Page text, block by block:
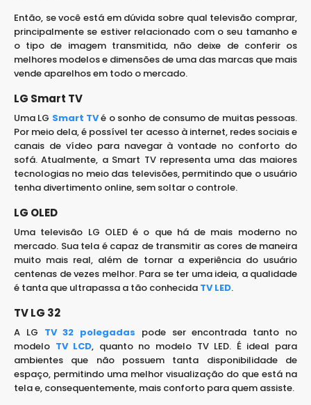
Então, se você está em dúvida sobre qual televisão comprar,
principalmente se estiver relacionado com o seu tamanho e
o tipo de imagem transmitida, não deixe de conferir os
melhores modelos e dimensões de uma das marcas que mais
vende aparelhos em todo o mercado.
LG Smart TV
Uma LG Smart TVé o sonho de consumo de muitas pessoas.
Por meio dela, é possível ter acesso à internet, redes sociais e
canais de vídeo para navegar à vontade no conforto do
sofá. Atualmente, a Smart TV representa uma das maiores
tecnologias no meio das televisões, permitindo que o usuário
tenha divertimento online, sem soltar o controle.
LG OLED
Uma televisão LG OLED é o que há de mais moderno no
mercado. Sua tela é capaz de transmitir as cores de maneira
muito mais real, além de tornar a experiência do usuário
centenas de vezes melhor. Para se ter uma ideia, a qualidade
é tanta que ultrapassa a tão conhecida TV LED.
TV LG 32
A LG TV 32 polegadas pode ser encontrada tanto no
modelo TV LCD, quanto no modelo TV LED. É ideal para
ambientes que não possuem tanta disponibilidade de
espaço, permitindo uma melhor visualização do que está na
tela e, consequentemente, mais conforto para quem assiste.